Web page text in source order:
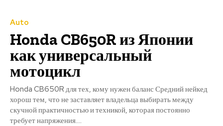
Auto
Honda CB650R из Японии
как универсальный
мотоцикл
Honda CB650R для тех, кому нужен баланс Средний нейкед
хорош тем, что не заставляет владельца выбирать между
скучной практичностью и техникой, которая постоянно
требует напряжения....